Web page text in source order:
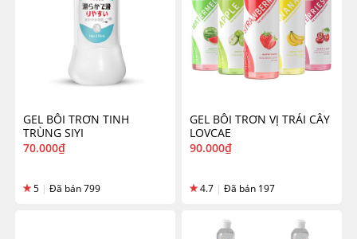
GEL BÔI TRƠN TINH
TRÙNG SIYI
70.000₫
5 | Đã bán 799
GEL BÔI TRƠN VỊ TRÁI CÂY
LOVCAE
90.000₫
4.7 | Đã bán 197